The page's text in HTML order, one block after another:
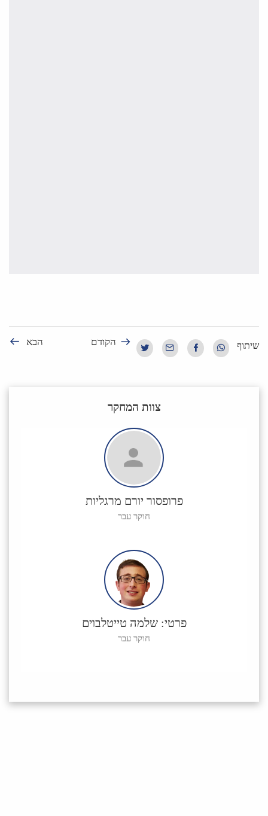
שיתוף הקודם הבא
צוות המחקר
פרופסור יורם מרגליות
חוקר עבר
פרטי: שלמה טייטלבוים
חוקר עבר